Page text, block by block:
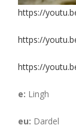
https://
https://
https://
e: Lingh
eu: Dardel